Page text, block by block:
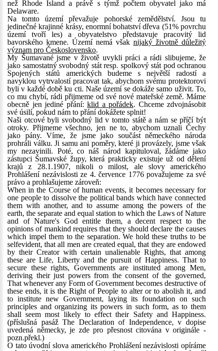
než Rhode Island a právě s týmž počtem obyvatel jako má
Delaware.
Na tomto území převažuje pohorské zemědělství. Jsou tu
jedinečné krajinné krásy, enormní bohatství dřeva (51% povrchu
území tvoří les) a obyvatelstvo představuje pracovitý lid
bavorského kmene. Území nemá však nijaký životně důležitý
význam pro Československo.
My Šumavané jsme v životě uvykli práci a rádi slibujeme, že
jako samostatný svobodný stát resp. spolkový stát pod ochranou
Spojených států amerických budeme s největší radostí a
navyklou vytrvalostí pracovat tak, abychom svému protektorovi
byli v každé době ku cti. Naše území se dokáže samo uživit. To,
co mu chybí, rádi přijmeme od své nové mateřské země. Máme
obecně jen jediné přání: klid a pořádek. Chceme zdvojnásobit
své úsilí, pokud nám to přání dokážete splnit!
Naši otcové byli svobodný lid v tomto státě a nám se příčí být
otroky. Přijmeme všechno, jen ne to, abychom uznali Čechy
jako pány. Víme, že jsme jako součást německého národa
prohráli válku. Ji samu ani poměry, které ji provázely, jsme však
my nezavinili. Poté, co náš národ kapituloval, žádáme jako
zástupci Šumavské župy, která prakticky existuje už od dělení
krajů z 28.1.1907, nikoli o milost, ale slovy amerického
Prohlášení nezávislosti ze 4. července 1776 považujeme za své
právo a prohlašujeme zároveň:
When in the Course of human events, it becomes necessary for
one people to dissolve the political bands which have connected
them with another, and to assume among the powers of the
earth, the separate and equal station to which the Laws of Nature
and of Nature's God entitle them, a decent respect to the
opinions of mankind requires that they should declare the causes
which impel them to the separation. We hold these truths to be
selfevident, that all men are created equal, that they are endowed
by their Creator with certain unalienable Rights, that among
these are Life, Liberty and the pursuit of Happiness. That to
secure these rights, Governments are instituted among Men,
deriving their just powers from the consent of the governed,
That whenever any Form of Government becomes destructive of
these ends, it is the Right of People to alter or to abolish it, and
to institute new Government, laying its foundation on such
principles and organizing its powers in such form, as to them
shall seem most likely to effect their Safety and Happiness.
(příslušná pasáž The Declaration of Independence, v dopise
uvedená německy, je zde pro přesnost citována v originále -
pozn.překl.)
O tato úvodní slova amerického Prohlášení nezávislosti opíráme